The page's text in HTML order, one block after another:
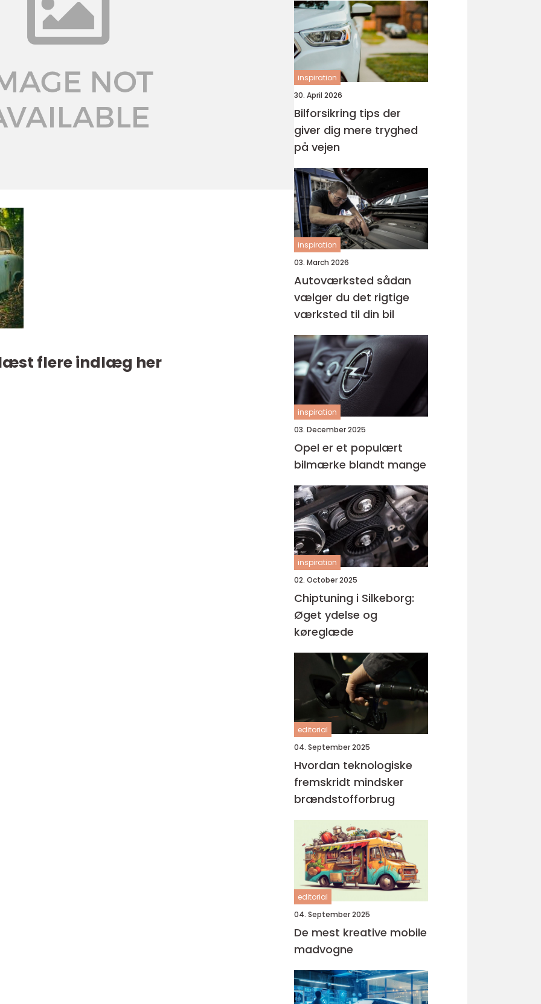
flere indlæg her
inspiration
30. April 2026
Bilforsikring tips der
giver dig mere tryghed
på vejen
inspiration
03. March 2026
Autoværksted sådan
vælger du det rigtige
værksted til din bil
inspiration
03. December 2025
Opel er et populært
bilmærke blandt mange
inspiration
02. October 2025
Chiptuning i Silkeborg:
Øget ydelse og
køreglæde
editorial
04. September 2025
Hvordan teknologiske
fremskridt mindsker
brændstofforbrug
editorial
04. September 2025
De mest kreative mobile
madvogne